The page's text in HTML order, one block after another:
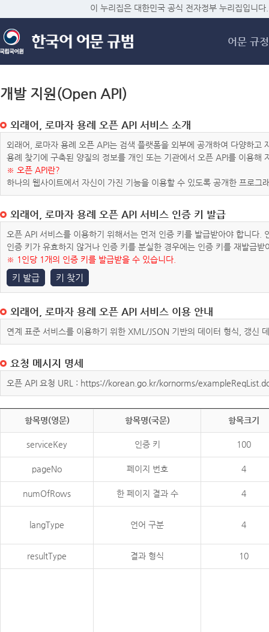
메
이 누리집은 대한민국 공식 전자정부 누리집입니다.
어문 규정
개발 지원(Open API)
외래어, 로마자 용례 오픈 API 서비스 소개
외래어, 로마자 용례 오픈 API는 검색 플랫폼을 외부에 공개하여 다양하
용례 찾기에 구축된 양질의 정보를 개인 또는 기관에서 오픈 API를 이용해
※ 오픈 API란?
하나의 웹사이트에서 자신이 가진 기능을 이용할 수 있도록 공개한 프로그
외래어, 로마자 용례 오픈 API 서비스 인증 키 발급
오픈 API 서비스를 이용하기 위해서는 먼저 인증 키를 발급받아야 합니다
인증 키가 유효하지 않거나 인증 키를 분실한 경우에는 인증 키를 재발급받
※ 1인당 1개의 인증 키를 발급받을 수 있습니다.
키 발급 키 찾기
외래어, 로마자 용례 오픈 API 서비스 이용 안내
연계 표준 서비스를 이용하기 위한 XML/JSON 기반의 데이터 형식, 갱신
요청 메시지 명세
오픈 API 요청 URL : https://korean.go.kr/kornorms/
항목명(영문) 항목명(국문) 항목크기
serviceKey 인증 키 100
pageNo 페이지 번호 4
numOfRows 한 페이지 결과 수 4
langType 언어 구분 4
resultType 결과 형식 10